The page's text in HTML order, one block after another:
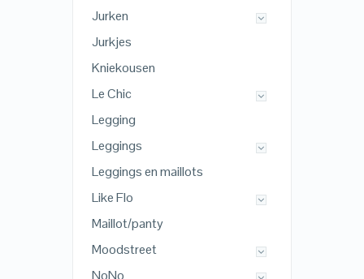
Jurken
Jurkjes
Kniekousen
Le Chic
Legging
Leggings
Leggings en maillots
Like Flo
Maillot/panty
Moodstreet